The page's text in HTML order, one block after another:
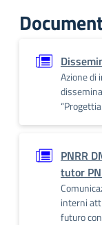
Azione di
PNRR
tutor
interni
futuro con